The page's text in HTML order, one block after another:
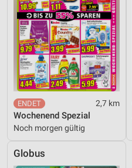
2,7 km
Wochenend Spezial
Noch morgen gültig
Globus